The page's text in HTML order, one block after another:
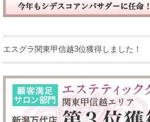
エスグラ関東甲信越3位獲得しました！